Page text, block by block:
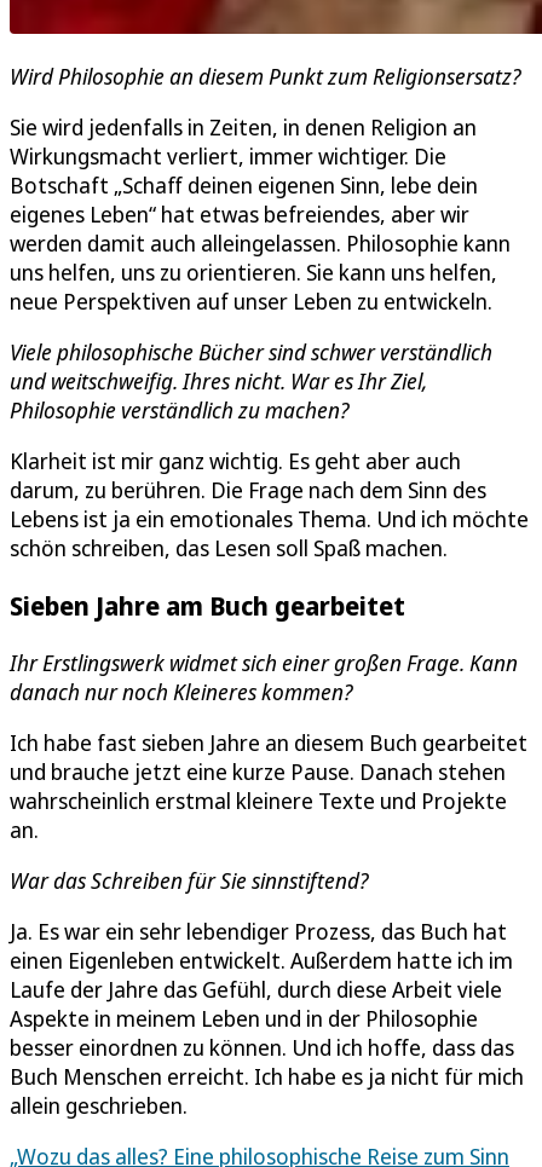
Wird Philosophie an diesem Punkt zum Religionsersatz?
Sie wird jedenfalls in Zeiten, in denen Religion an
Wirkungsmacht verliert, immer wichtiger. Die
Botschaft „Schaff deinen eigenen Sinn, lebe dein
eigenes Leben“ hat etwas befreiendes, aber wir
werden damit auch alleingelassen. Philosophie kann
uns helfen, uns zu orientieren. Sie kann uns helfen,
neue Perspektiven auf unser Leben zu entwickeln.
Viele philosophische Bücher sind schwer verständlich
und weitschweifig. Ihres nicht. War es Ihr Ziel,
Philosophie verständlich zu machen?
Klarheit ist mir ganz wichtig. Es geht aber auch
darum, zu berühren. Die Frage nach dem Sinn des
Lebens ist ja ein emotionales Thema. Und ich möchte
schön schreiben, das Lesen soll Spaß machen.
Sieben Jahre am Buch gearbeitet
Ihr Erstlingswerk widmet sich einer großen Frage. Kann
danach nur noch Kleineres kommen?
Ich habe fast sieben Jahre an diesem Buch gearbeitet
und brauche jetzt eine kurze Pause. Danach stehen
wahrscheinlich erstmal kleinere Texte und Projekte
an.
War das Schreiben für Sie sinnstiftend?
Ja. Es war ein sehr lebendiger Prozess, das Buch hat
einen Eigenleben entwickelt. Außerdem hatte ich im
Laufe der Jahre das Gefühl, durch diese Arbeit viele
Aspekte in meinem Leben und in der Philosophie
besser einordnen zu können. Und ich hoffe, dass das
Buch Menschen erreicht. Ich habe es ja nicht für mich
allein geschrieben.
„Wozu das alles? Eine philosophische Reise zum Sinn